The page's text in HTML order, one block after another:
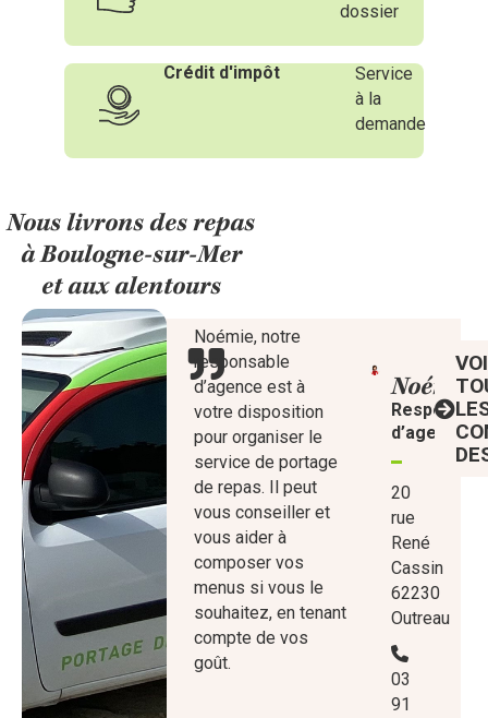
dossier
Crédit d'impôt
Service
à la
demande
Nous livrons des repas
à Boulogne-sur-Mer
et aux alentours
Noémie, notre
responsable
d’agence est à
votre disposition
pour organiser le
service de portage
de repas. Il peut
vous conseiller et
vous aider à
composer vos
menus si vous le
souhaitez, en tenant
compte de vos
goût.
Noémie,
d’agence
20
rue
René
Cassin
62230
Outreau
03
91